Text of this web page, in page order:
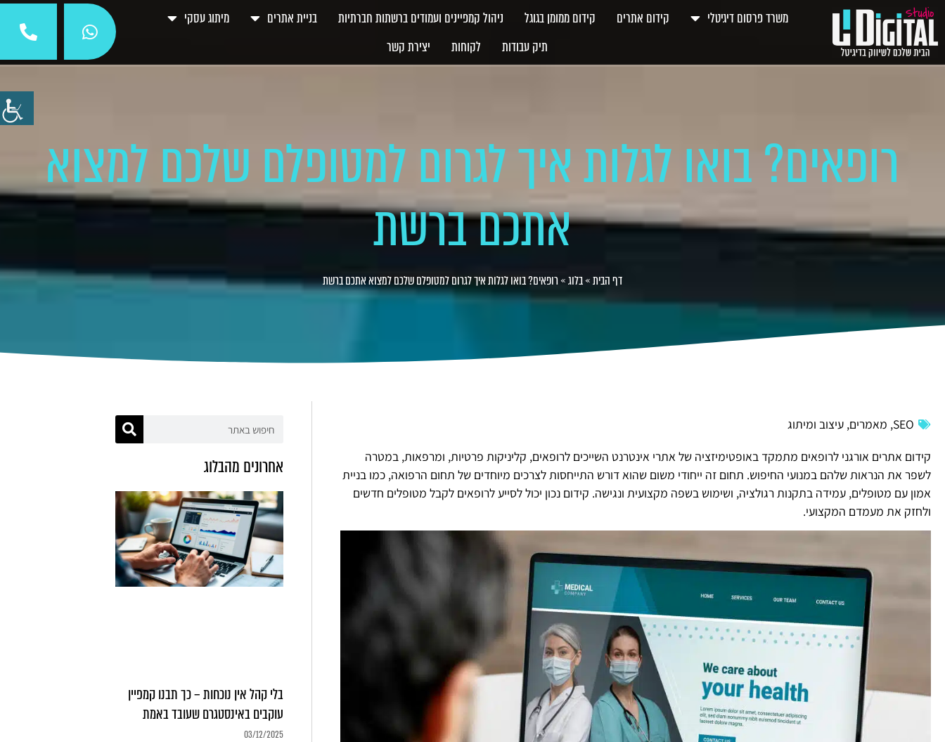
משרד פרסום דיגיטלי קידום אתרים קידום ממומן בגוגל ניהול קמפיינים ועמודים ברשתות חברתיות בניית אתרים
מיתוג עסקי
תיק עבודות
לקוחות יצירת קשר
רופאים? בואו לגלות איך לגרום למטופלם שלכם למצוא
אתכם ברשת
דף הבית»בלוג»רופאים? בואו לגלות איך לגרום למטופלם שלכם למצוא אתכם ברשת
SEO
, מאמרים, עיצוב ומיתוג
קידום אתרים אורגני לרופאים מתמקד באופטימיזציה של אתרי אינטרנט השייכים לרופאים, קליניקות פרטיות, ומרפאות, במטרה
לשפר את הנראות שלהם במנועי החיפוש. תחום זה ייחודי משום שהוא דורש התייחסות לצרכים מיוחדים של תחום הרפואה, כמו בניית
אמון עם מטופלים, עמידה בתקנות רגולציה, ושימוש בשפה מקצועית ונגישה. קידום נכון יכול לסייע לרופאים לקבל מטופלים חדשים
ולחזק את מעמדם המקצועי.
אחרונים מהבלוג
בלי קהל אין נוכחות – כך תבנו קמפיין
עוקבים באינסטגרם שעובד באמת
03/12/2025